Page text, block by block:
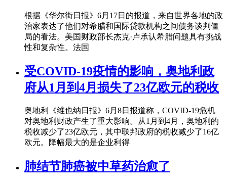
根据《华尔街日报》6月17日的报道，来自世界各地的政
治家表达了他们对希腊和国际贷款机构之间债务谈判僵
局的看法。美国财政部长杰克·卢承认希腊问题具有挑战
性和复杂性。法国
受COVID-19疫情的影响，奥地利政
府从1月到4月损失了23亿欧元的税收
奥地利《维也纳日报》6月8日报道称，COVID-19危机
对奥地利财政产生了重大影响。从1月到4月，奥地利的
税收减少了23亿欧元，其中联邦政府的税收减少了16亿
欧元。降幅最大的是企业利得
肺结节肺癌被中草药治愈了